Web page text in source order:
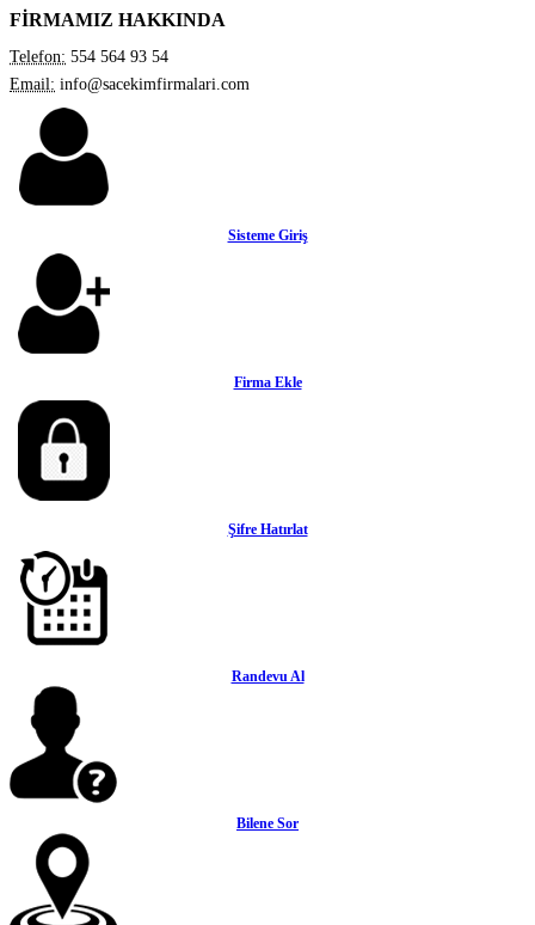
FİRMAMIZ HAKKINDA
Telefon: 554 564 93 54
Email: info@sacekimfirmalari.com
Sisteme Giriş
Firma Ekle
Şifre Hatırlat
Randevu Al
Bilene Sor